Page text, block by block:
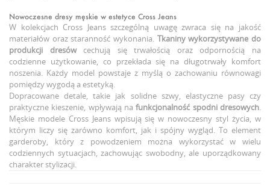
Nowoczesne dresy męskie w estetyce Cross Jeans
W kolekcjach Cross Jeans szczególną uwagę zwraca się na jakość
materiałów oraz staranność wykonania. Tkaniny wykorzystywane do
produkcji dresówcechują się trwałością oraz odpornością na
codzienne użytkowanie, co przekłada się na długotrwały komfort
noszenia. Każdy model powstaje z myślą o zachowaniu równowagi
pomiędzy wygodą a estetyką.
Dopracowane detale, takie jak solidne szwy, elastyczne pasy czy
praktyczne kieszenie, wpływają nafunkcjonalność spodni dresowych.
Męskie modele Cross Jeans wpisują się w nowoczesny styl życia, w
którym liczy się zarówno komfort, jak i spójny wygląd. To element
garderoby, który z powodzeniem można wykorzystać w wielu
codziennych sytuacjach, zachowując swobodny, ale uporządkowany
charakter stylizacji.